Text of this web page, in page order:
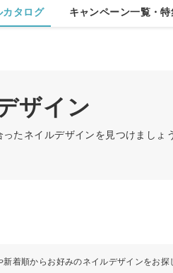
カタログ キャンペーン一覧・特
ザイン
たネイルデザインを見つけましょ
新着順からお好みのネイルデザインをお探